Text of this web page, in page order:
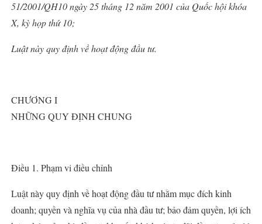
51/2001/QH10 ngày 25 tháng 12 năm 2001 của Quốc hội khóa
X, kỳ họp thứ 10;
Luật này quy định về hoạt động đầu tư.
CHƯƠNG I
NHỮNG QUY ĐỊNH CHUNG
Điều 1. Phạm vi điều chỉnh
Luật này quy định về hoạt động đầu tư nhằm mục đích kinh
doanh; quyền và nghĩa vụ của nhà đầu tư; bảo đảm quyền, lợi ích